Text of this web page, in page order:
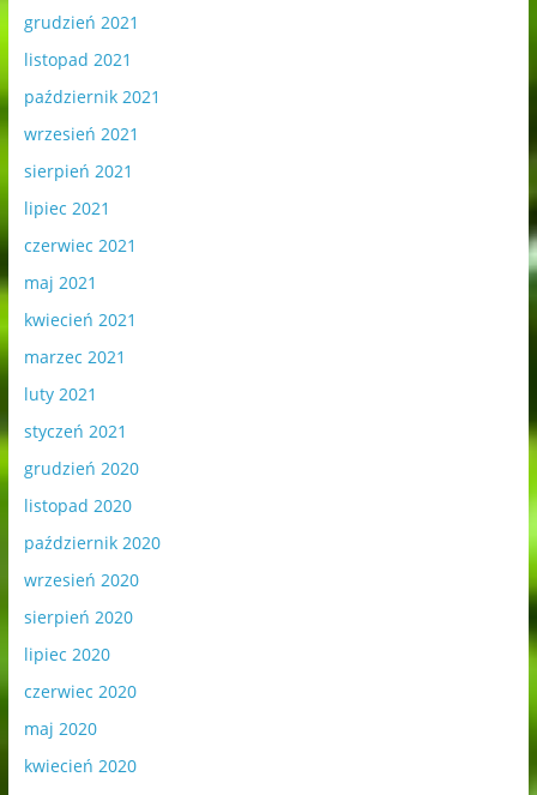
grudzień 2021
listopad 2021
październik 2021
wrzesień 2021
sierpień 2021
lipiec 2021
czerwiec 2021
maj 2021
kwiecień 2021
marzec 2021
luty 2021
styczeń 2021
grudzień 2020
listopad 2020
październik 2020
wrzesień 2020
sierpień 2020
lipiec 2020
czerwiec 2020
maj 2020
kwiecień 2020